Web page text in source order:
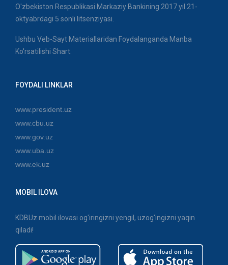
O'zbekiston Respublikasi Markaziy Bankining 2017 yil 21-
oktyabrdagi 5 sonli litsenziyasi.
Ushbu Veb-Sayt Materiallaridan Foydalanganda Manba
Ko'rsatilishi Shart.
FOYDALI LINKLAR
www.president.uz
www.cbu.uz
www.gov.uz
www.uba.uz
www.ek.uz
MOBIL ILOVA
KDBUz mobil ilovasi og'iringizni yengil, uzog'ingizni yaqin
qiladi!